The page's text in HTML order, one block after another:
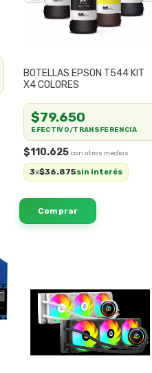
BOTELLAS EPSON T544 KIT
X4 COLORES
$110.625
3x$36.875sin interés
$79.650
EFECTIVO/TRANSFERENCIA